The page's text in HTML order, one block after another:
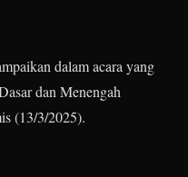
dalam acara yang
dan Menengah
(13/3/2025).